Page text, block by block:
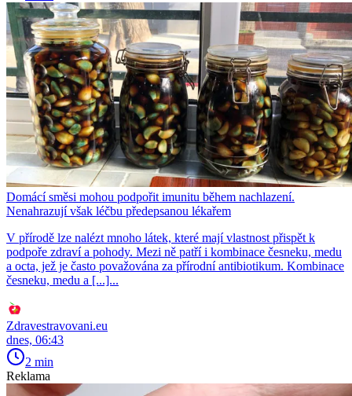
Domácí směsi mohou podpořit imunitu během nachlazení.
Nenahrazují však léčbu předepsanou lékařem
V přírodě lze nalézt mnoho látek, které mají vlastnost přispět k
podpoře zdraví a pohody. Mezi ně patří i kombinace česneku, medu
a octa, jež je často považována za přírodní antibiotikum. Kombinace
česneku, medu a [...]...
Zdravestravovani.eu
dnes, 06:43
2 min
Reklama